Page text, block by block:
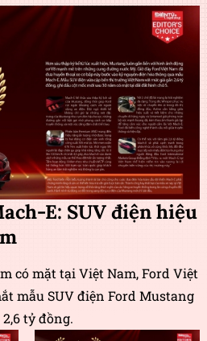
E: SUV điện hiệu
có mặt tại Việt Nam, Ford Việt
mẫu SUV điện Ford Mustang
tỷ đồng.